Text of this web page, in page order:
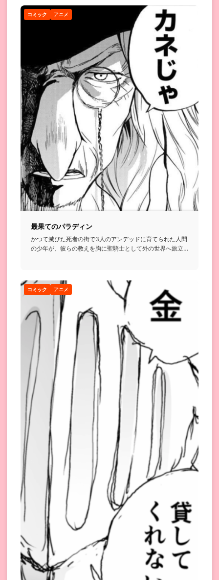
コミック アニメ
最果てのパラディン
かつて滅びた死者の街で3人のアンデッドに育てられた人間
の少年が、彼らの教えを胸に聖騎士として外の世界へ旅立
コミック アニメ